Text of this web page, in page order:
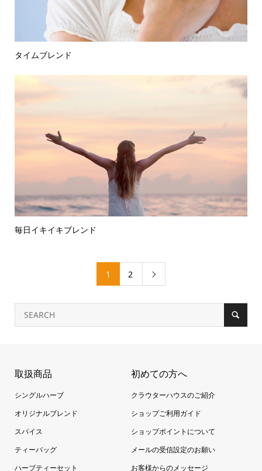
タイムブレンド
毎日イキイキブレンド
1 2 
取扱商品
シングルハーブ
オリジナルブレンド
スパイス
ティーバッグ
ハーブティーセット
初めての方へ
クラウターハウスのご紹介
ショップご利用ガイド
ショップポイントについて
メールの受信設定のお願い
お客様からのメッセージ